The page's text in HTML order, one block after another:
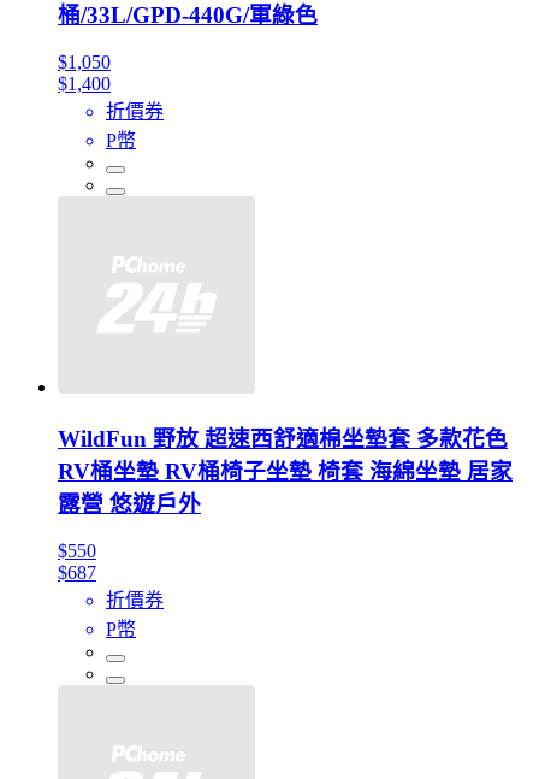
桶/33L/GPD-440G/軍綠色
$1,050
$1,400
折價券
P幣
WildFun 野放 超速西舒適棉坐墊套 多款花色
RV桶坐墊 RV桶椅子坐墊 椅套 海綿坐墊 居家
露營 悠遊戶外
$550
$687
折價券
P幣